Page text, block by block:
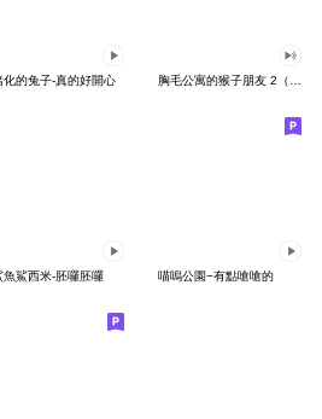
化的兔子-真的好開心 胸毛公寓的猴子朋友 2（有聲動態）
魚鯊西米-胚囉胚囉 喵嗚公園−有點嗆嗆的